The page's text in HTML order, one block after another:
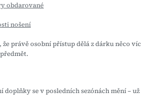
obdarované
nošení
že právě osobní přístup dělá z dárku něco víc
doplňky se v posledních sezónách mění – už